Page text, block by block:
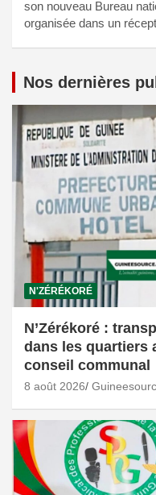
son nouveau Bureau
organisée dans un
Nos dernières
N'ZÉRÉKORÉ
N’Zérékoré :
dans les quartiers
conseil communal
8 août 2026